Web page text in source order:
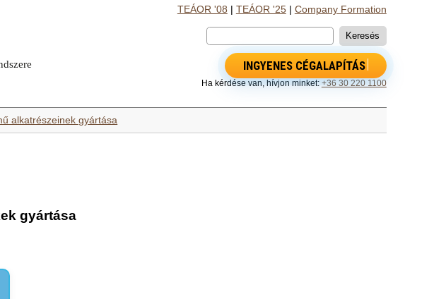
TEÁOR '08 TEÁOR '25| Company Formation
INGYENES CÉGALAPÍTÁS
Ha kérdése van, hívjon minket: +36 30 220 1100
alkatrészeinek gyártása
gyártása